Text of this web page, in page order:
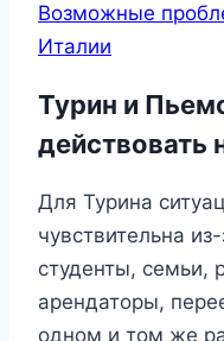
Возможные
Италии
Турин и
действовать
Для Турина
чувствительна
студенты, семьи,
арендаторы,
одном и том же